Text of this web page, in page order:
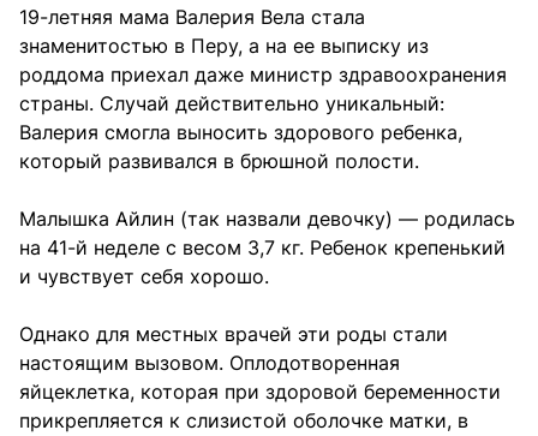
19-летняя мама Валерия Вела стала
знаменитостью в Перу, а на ее выписку из
роддома приехал даже министр здравоохранения
страны. Случай действительно уникальный:
Валерия смогла выносить здорового ребенка,
который развивался в брюшной полости.
Малышка Айлин (так назвали девочку) — родилась
на 41-й неделе с весом 3,7 кг. Ребенок крепенький
и чувствует себя хорошо.
Однако для местных врачей эти роды стали
настоящим вызовом. Оплодотворенная
яйцеклетка, которая при здоровой беременности
прикрепляется к слизистой оболочке матки, в